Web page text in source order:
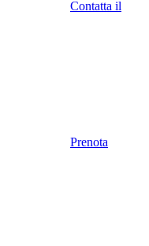
Contatta il
Prenota